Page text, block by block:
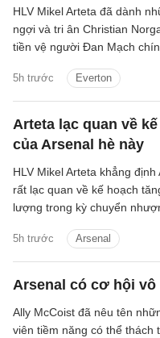
mới.
5h trước Everton
HLV Mikel Arteta đã dành
ngợi và tri ân Christian
tiền vệ người Đan Mạch
Everton trong thương vụ trị
bảng.
Arteta lạc quan về
của Arsenal hè này
5h trước Arsenal
HLV Mikel Arteta khẳng định
rất lạc quan về kế hoạch
lượng trong kỳ chuyển
Junior đang tiến gần hơn tới
tiếp tục gắn bó với Real
Arsenal có cơ hội
Ally McCoist đã nêu tên
viên tiềm năng có thể thách